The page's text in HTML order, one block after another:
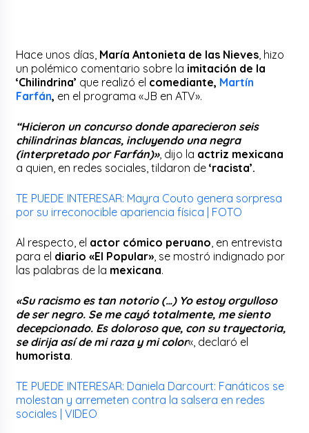
Hace unos días, María Antonieta de las Nieves , hizo
un polémico comentario sobre la imitación de la
‘Chilindrina’ que realizó el comediante, Martín
Farfán, en el programa «JB en ATV».
“Hicieron un concurso donde aparecieron seis
chilindrinas blancas, incluyendo una negra
(interpretado por Farfán)», dijo la actriz mexicana
a quien, en redes sociales, tildaron de‘racista’.
TE PUEDE INTERESAR: Mayra Couto genera sorpresa
por su irreconocible apariencia física | FOTO
Al respecto, el actor cómico peruano , en entrevista
para el diario «El Popular» , se mostró indignado por
las palabras de la mexicana.
«Su racismo es tan notorio (…) Yo estoy orgulloso
de ser negro. Se me cayó totalmente, me siento
decepcionado. Es doloroso que, con su trayectoria,
se dirija así de mi raza y mi color«, declaró el
humorista.
TE PUEDE INTERESAR: Daniela Darcourt: Fanáticos se
molestan y arremeten contra la salsera en redes
sociales | VIDEO